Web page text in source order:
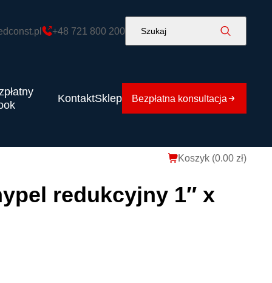
+48 721 800 200 Szukaj
KontaktSklep Bezpłatna konsultacja
Koszyk (0.00 zł)
redukcyjny 1″ x